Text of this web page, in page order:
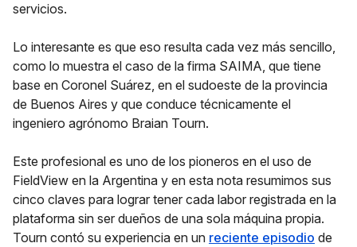
servicios.
Lo interesante es que eso resulta cada vez más sencillo,
como lo muestra el caso de la firma SAIMA, que tiene
base en Coronel Suárez, en el sudoeste de la provincia
de Buenos Aires y que conduce técnicamente el
ingeniero agrónomo Braian Tourn.
Este profesional es uno de los pioneros en el uso de
FieldView en la Argentina y en esta nota resumimos sus
cinco claves para lograr tener cada labor registrada en la
plataforma sin ser dueños de una sola máquina propia.
Tourn contó su experiencia en un reciente episodio de